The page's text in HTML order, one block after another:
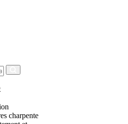
charpente